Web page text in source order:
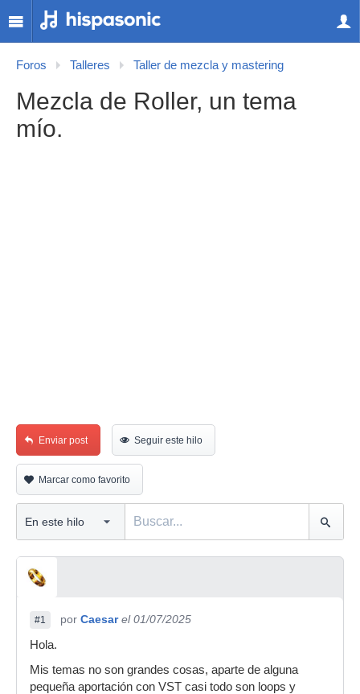
Foros Talleres Taller de mezcla y mastering
Mezcla de Roller, un tema
mío.
Enviar post Seguir este hilo
Marcar como favorito
#1 por Caesar el 01/07/2025
Hola.
Mis temas no son grandes cosas, aparte de alguna
pequeña aportación con VST casi todo son loops y